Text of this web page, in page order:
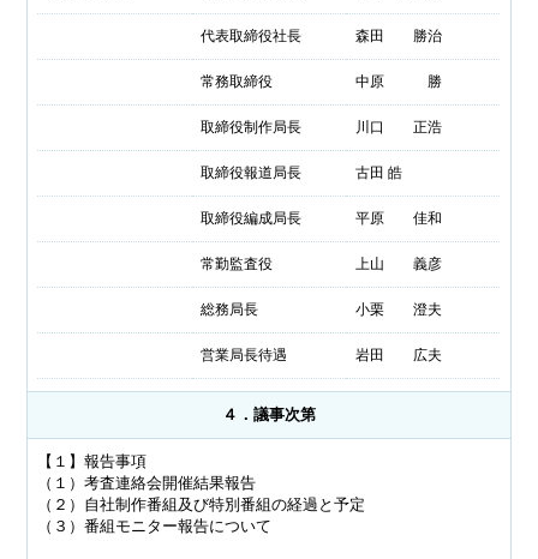
代表取締役社長 森田 勝治
常務取締役 中原 勝
取締役制作局長 川口 正浩
取締役報道局長 古田 皓
取締役編成局長 平原 佳和
常勤監査役 上山 義彦
総務局長 小栗 澄夫
営業局長待遇 岩田 広夫
４．議事次第
【１】報告事項
（１）考査連絡会開催結果報告
（２）自社制作番組及び特別番組の経過と予定
（３）番組モニター報告について